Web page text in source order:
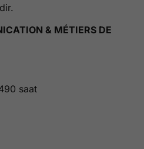
& MÉTIERS DE
saat